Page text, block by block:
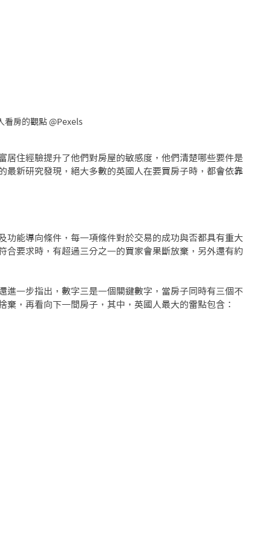
看房的觀點 @Pexels
居住經驗提升了他們對房屋的敏感度，他們清楚哪些要件是
最新研究發現，絕大多數的英國人在要買房子時，都會依靠
功能導向條件，每一項條件對於交易的成功與否都具有重大
合要求時，有超過三分之一的買家會果斷放棄，另外還有約
進一步指出，數字三是一個關鍵數字，當房子同時有三個不
，再看向下一間房子，其中，英國人最大的雷點包含：